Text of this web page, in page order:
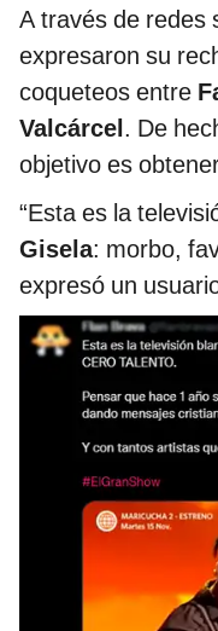
A través de redes
expresaron su
coqueteos entre
Valcárcel. De
objetivo es
“Esta es la
Gisela: morbo,
expresó un